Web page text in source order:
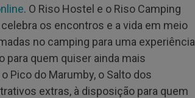
. O Riso Hostel e o Riso Camping
os encontros e a vida em meio
no camping para uma experiência
para quem quiser ainda mais
Pico do Marumby, o Salto dos
extras, à disposição para quem